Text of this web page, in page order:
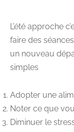
L’été approche
faire des
un nouveau
simples
Adopter une
Noter ce que
Diminuer le